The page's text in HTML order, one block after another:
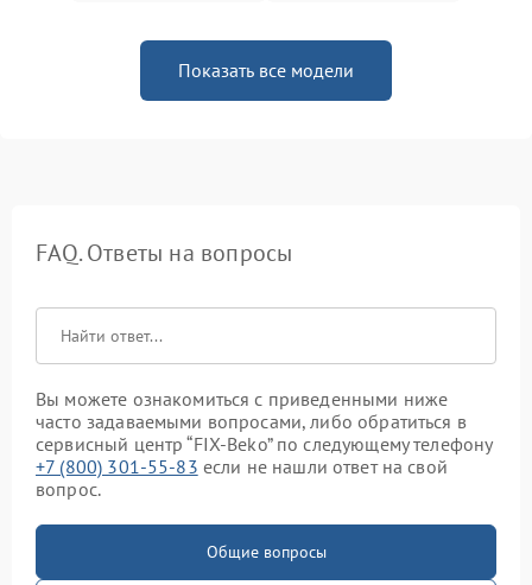
Показать все модели
FAQ. Ответы на вопросы
Вы можете ознакомиться с приведенными ниже
часто задаваемыми вопросами, либо обратиться в
сервисный центр “FIX-Beko” по следующему телефону
+7 (800) 301-55-83 если не нашли ответ на свой
вопрос.
Общие вопросы